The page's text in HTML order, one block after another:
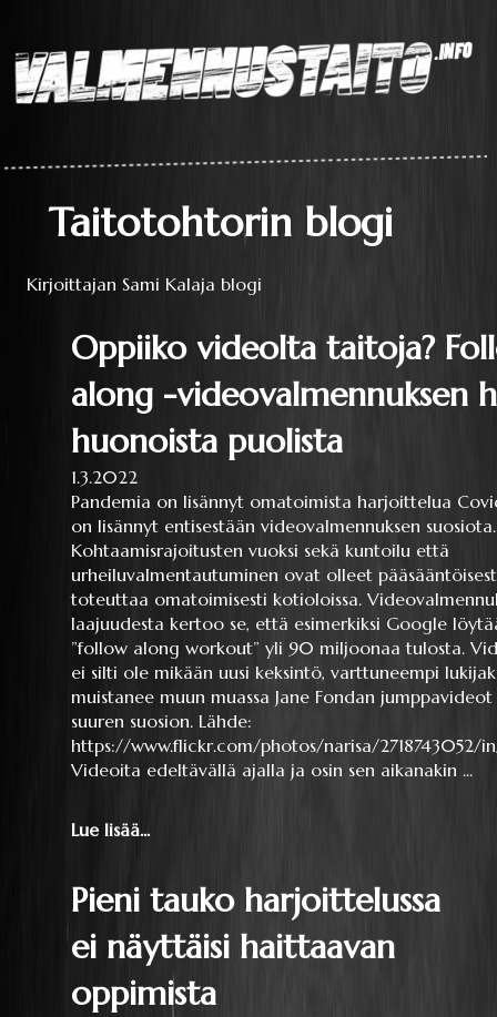
Valmennustaito.info
liikkumisen
perustaitojen
videokirjasto
Taitotohtorin blogi
Kirjoittajan Sami Kalaja blogi
Oppiiko videolta taitoja?
along -videovalmennuksen
huonoista puolista
1.3.2022
Pandemia on lisännyt omatoimista harjoittelua
on lisännyt entisestään videovalmennuksen suosiota.
Kohtaamisrajoitusten vuoksi sekä kuntoilu että
urheiluvalmentautuminen ovat olleet
toteuttaa omatoimisesti kotioloissa.
laajuudesta kertoo se, että esimerkiksi Google
”follow along workout” yli 90 miljoonaa tulosta.
ei silti ole mikään uusi keksintö, varttuneempi
muistanee muun muassa Jane Fondan
suuren suosion. Lähde:
https://www.flickr.com/photos/narisa/2718743052/
Videoita edeltävällä ajalla ja osin sen aikanakin ...
Lue lisää...
Pieni tauko harjoittelussa
ei näyttäisi haittaavan
oppimista